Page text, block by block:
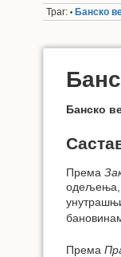
Траг: • Банско
Банско
Према
одељења,
Према